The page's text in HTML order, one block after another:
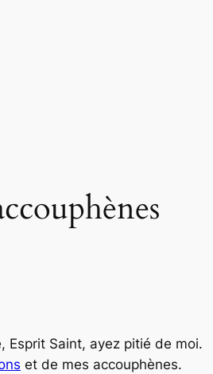
Esprit Saint, ayez pitié de moi.
et de mes accouphènes.